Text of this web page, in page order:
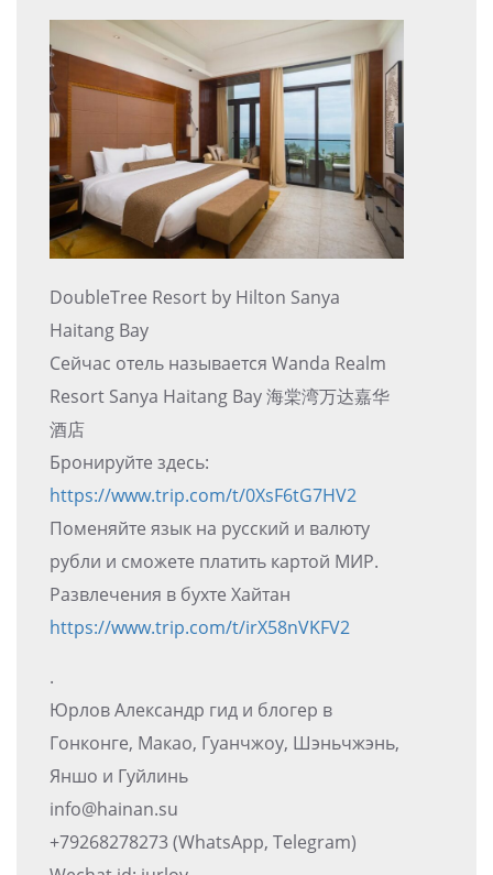
DoubleTree Resort by Hilton Sanya
Haitang Bay
Сейчас отель называется Wanda Realm
Resort Sanya Haitang Bay 海棠湾万达嘉华
酒店
Бронируйте здесь:
https://www.trip.com/t/0XsF6tG7HV2
Поменяйте язык на русский и валюту
рубли и сможете платить картой МИР.
Развлечения в бухте Хайтан
https://www.trip.com/t/irX58nVKFV2
.
Юрлов Александр гид и блогер в
Гонконге, Макао, Гуанчжоу, Шэньчжэнь,
Яншо и Гуйлинь
info@hainan.su
+79268278273 (WhatsApp, Telegram)